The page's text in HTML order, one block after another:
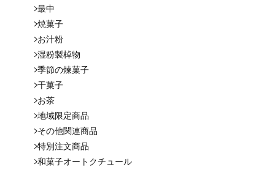
最中
焼菓子
お汁粉
湿粉製棹物
季節の煉菓子
干菓子
お茶
地域限定商品
その他関連商品
特別注文商品
和菓子オートクチュール